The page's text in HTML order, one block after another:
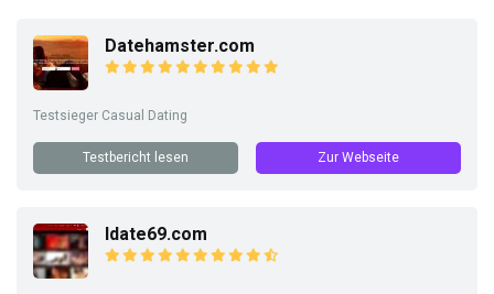
Datehamster.com
Testsieger Casual Dating
Testbericht lesen Zur Webseite
Idate69.com